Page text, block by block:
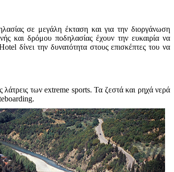
σε μεγάλη έκταση και για την διοργάνωση
και δρόμου ποδηλασίας έχουν την ευκαιρία να
δίνει την δυνατότητα στους επισκέπτες του να
των extreme sports. Τα ζεστά και ρηχά νερά